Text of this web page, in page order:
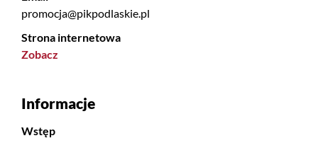
promocja@pikpodlaskie.pl
Strona internetowa
Zobacz
Informacje
Wstęp